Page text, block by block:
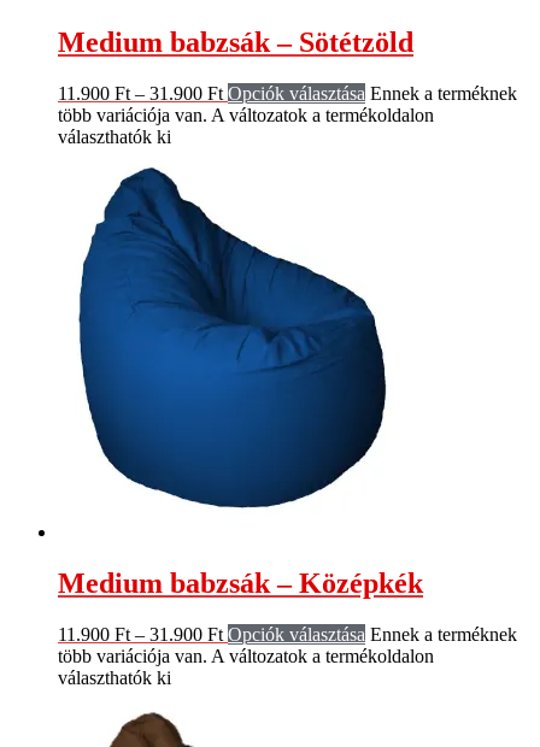
Medium babzsák – Sötétzöld
11.900 Ft – 31.900 Ft Opciók választása Ennek a terméknek
több variációja van. A változatok a termékoldalon
választhatók ki
Medium babzsák – Középkék
11.900 Ft – 31.900 Ft Opciók választása Ennek a terméknek
több variációja van. A változatok a termékoldalon
választhatók ki